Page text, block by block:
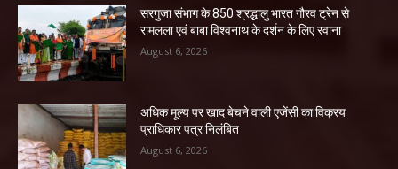
सरगुजा संभाग के 850 श्रद्धालु भारत गौरव ट्रेन से
रामलला एवं बाबा विश्वनाथ के दर्शन के लिए रवाना
August 6, 2026
अधिक मूल्य पर खाद बेचने वाली एजेंसी का विक्रय
प्राधिकार पत्र निलंबित
August 6, 2026